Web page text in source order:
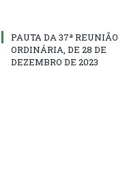
PAUTA DA 37ª REUNIÃO
ORDINÁRIA, DE 28 DE
DEZEMBRO DE 2023